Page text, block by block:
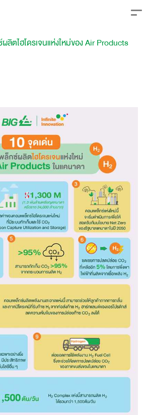
ตไฮโดรเจนแห่งใหม่ของ Air Products